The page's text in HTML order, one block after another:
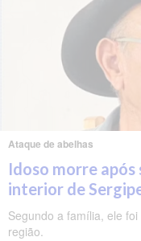
Ataque de abelhas
Idoso morre após
interior de
Segundo a família, ele
região.